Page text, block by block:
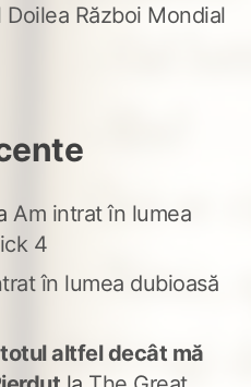
Război Mondial
Am intrat în lumea
4
în lumea dubioasă
altfel decât mă